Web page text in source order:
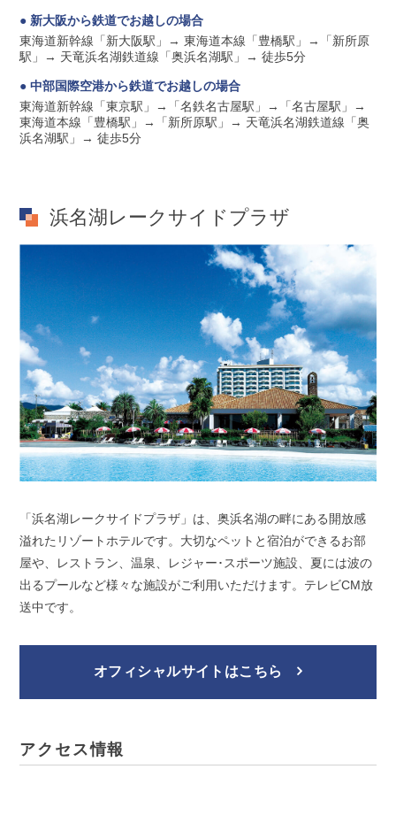
● 新大阪から鉄道でお越しの場合
東海道新幹線「新大阪駅」→ 東海道本線「豊橋駅」→「新所原
駅」→ 天竜浜名湖鉄道線「奥浜名湖駅」→ 徒歩5分
● 中部国際空港から鉄道でお越しの場合
東海道新幹線「東京駅」→「名鉄名古屋駅」→「名古屋駅」→
東海道本線「豊橋駅」→「新所原駅」→ 天竜浜名湖鉄道線「奥
浜名湖駅」→ 徒歩5分
浜名湖レークサイドプラザ
「浜名湖レークサイドプラザ」は、奥浜名湖の畔にある開放感
溢れたリゾートホテルです。大切なペットと宿泊ができるお部
屋や、レストラン、温泉、レジャー･スポーツ施設、夏には波の
出るプールなど様々な施設がご利用いただけます。テレビCM放
送中です。
オフィシャルサイトはこちら
アクセス情報